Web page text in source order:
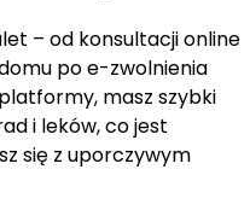
– od konsultacji online
po e-zwolnienia
masz szybki
i leków, co jest
się z uporczywym